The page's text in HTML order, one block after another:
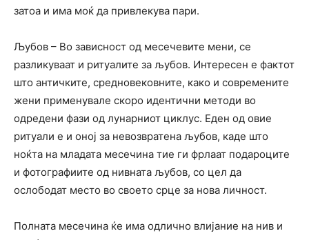
затоа и има моќ да привлекува пари.
Љубов – Во зависност од месечевите мени, се
разликуваат и ритуалите за љубов. Интересен е фактот
што античките, средновековните, како и современите
жени применувале скоро идентични методи во
одредени фази од лунарниот циклус. Еден од овие
ритуали е и оној за невозвратена љубов, каде што
ноќта на младата месечина тие ги фрлаат подароците
и фотографиите од нивната љубов, со цел да
ослободат место во своето срце за нова личност.
Полната месечина ќе има одлично влијание на нив и